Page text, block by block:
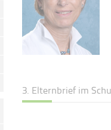
3. Elternbrief im